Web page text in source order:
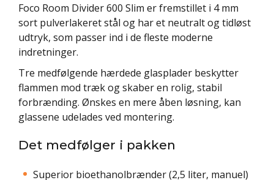
Foco Room Divider 600 Slim er fremstillet i 4 mm
sort pulverlakeret stål og har et neutralt og tidløst
udtryk, som passer ind i de fleste moderne
indretninger.
Tre medfølgende hærdede glasplader beskytter
flammen mod træk og skaber en rolig, stabil
forbrænding. Ønskes en mere åben løsning, kan
glassene udelades ved montering.
Det medfølger i pakken
Superior bioethanolbrænder (2,5 liter, manuel)